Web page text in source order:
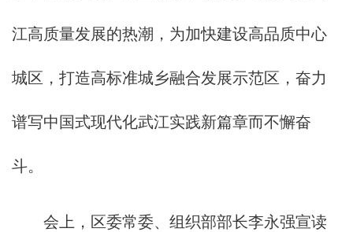
江高质量发展的热潮，为加快建设高品质中心
城区，打造高标准城乡融合发展示范区，奋力
谱写中国式现代化武江实践新篇章而不懈奋
斗。
会上，区委常委、组织部部长李永强宣读